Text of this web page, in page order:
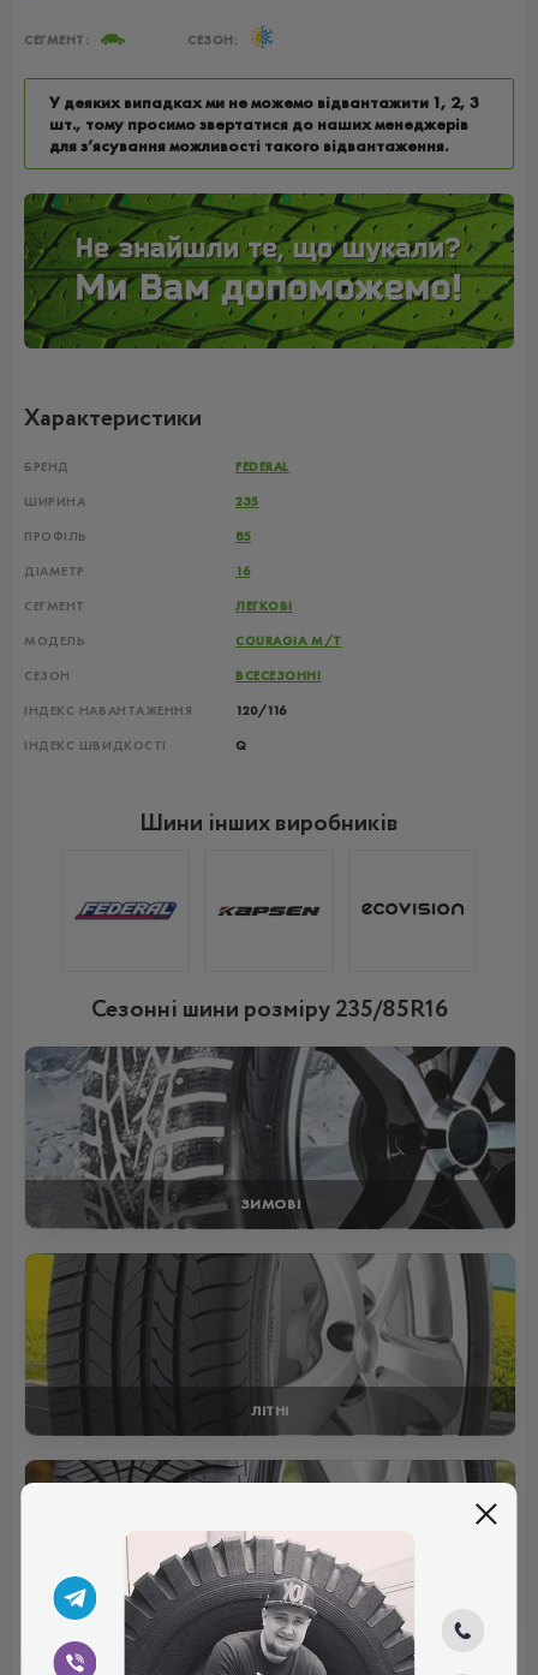
СЕГМЕНТ: СЕЗОН:
У деяких випадках ми не можемо відвантажити 1, 2, 3
шт., тому просимо звертатися до наших менеджерів
для з’ясування можливості такого відвантаження.
Характеристики
БРЕНД FEDERAL
ШИРИНА 235
ПРОФІЛЬ 85
ДІАМЕТР 16
СЕГМЕНТ ЛЕГКОВІ
МОДЕЛЬ COURAGIA M/T
СЕЗОН ВСЕСЕЗОННІ
ІНДЕКС НАВАНТАЖЕННЯ 120/116
ІНДЕКС ШВИДКОСТІ Q
Шини інших виробників
Сезонні шини розміру 235/85R16
ЗИМОВІ
ЛІТНІ
ВСЕСЕЗОННІ